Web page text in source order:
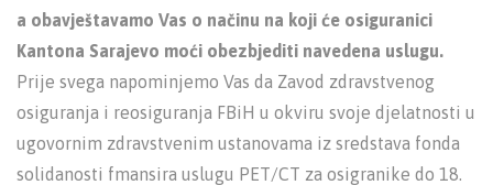
a obavještavamo Vas o načinu na koji će osiguranici
Kantona Sarajevo moći obezbjediti navedena uslugu.
Prije svega napominjemo Vas da Zavod zdravstvenog
osiguranja i reosiguranja FBiH u okviru svoje djelatnosti u
ugovornim zdravstvenim ustanovama iz sredstava fonda
solidanosti fmansira uslugu PET/CT za osigranike do 18.